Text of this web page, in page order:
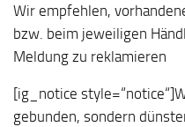
Wir empfehlen,
bzw. beim jeweiligen
Meldung zu reklamieren
[ig_notice
gebunden, sondern